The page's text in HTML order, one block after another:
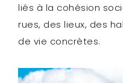
liés à la cohésion
rues, des lieux, des
de vie concrètes.